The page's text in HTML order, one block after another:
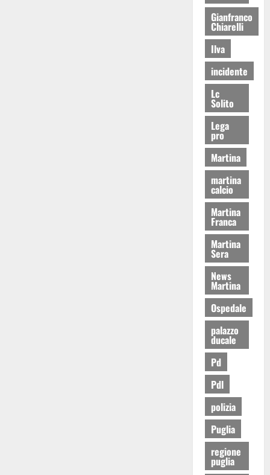
Gianfranco
Chiarelli
Ilva
incidente
Lc
Solito
Lega
pro
Martina
martina
calcio
Martina
Franca
Martina
Sera
News
Martina
Ospedale
palazzo
ducale
Pd
Pdl
polizia
Puglia
regione
puglia